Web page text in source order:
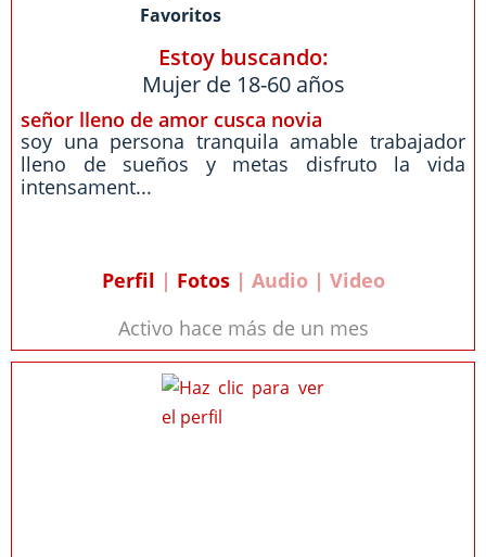
Favoritos
Estoy buscando:
Mujer de 18-60 años
señor lleno de amor cusca novia
soy una persona tranquila amable trabajador
lleno de sueños y metas disfruto la vida
intensament...
Perfil | Fotos| Audio | Video
Activo hace más de un mes